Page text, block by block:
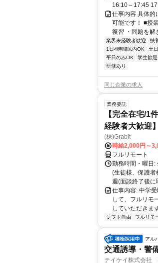
16:10～17:45
仕事内容 具体的
可能です！ ■授
復習 ・問題を解
業界未経験者歓迎 扶
1日4時間以内OK
土
平日のみOK
学生歓迎
研修あり
同じ企業の求人
業務委託
【完全在宅/1
経験者大歓迎】
(株)Grabit
時給2,000円～
フルリモート
勤務時間・曜日:
(生徒様、保護者
週(面談終了後に
仕事内容: 中学
して、フルリモ
していただきま
シフト自由 フルリモ
アル
交通誘導・警
テイケイ株式会社